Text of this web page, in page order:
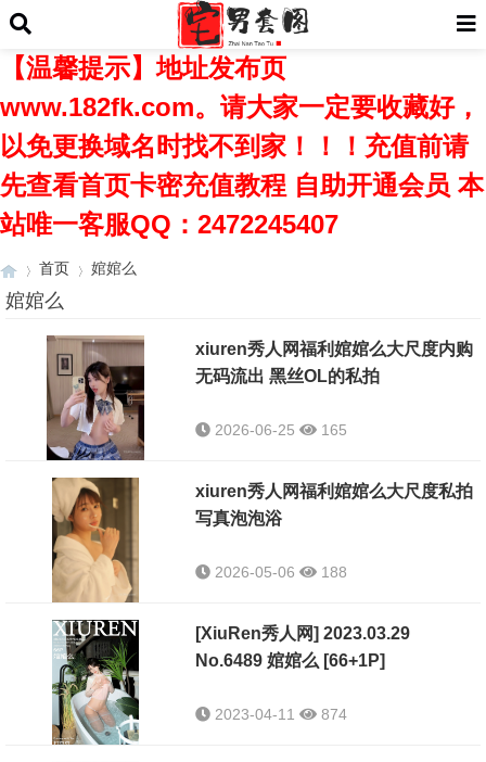
【温馨提示】地址发布页
www.182fk.com。请大家一定要收藏好，
以免更换域名时找不到家！！！充值前请
先查看首页卡密充值教程 自助开通会员 本
站唯一客服QQ：2472245407
首页 婠婠么
婠婠么
xiuren秀人网福利婠婠么大尺度内购
无码流出 黑丝OL的私拍
2026-06-25 165
xiuren秀人网福利婠婠么大尺度私拍
写真泡泡浴
2026-05-06 188
[XiuRen秀人网] 2023.03.29
No.6489 婠婠么 [66+1P]
2023-04-11 874